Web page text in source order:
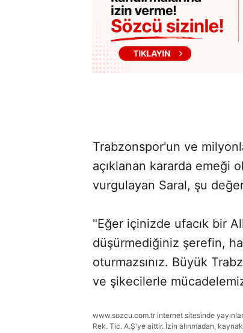
Trabzonspor'un ve
açıklanan kararda emeği
vurgulayan Saral, şu
"Eğer içinizde ufacık bir
düşürmediğiniz şerefin,
oturmazsınız. Büyük
ve şikecilerle
www.sozcu.com.tr internet sitesinde
Rek. Tic. A.Ş'ye aittir. İzin alınmadan,